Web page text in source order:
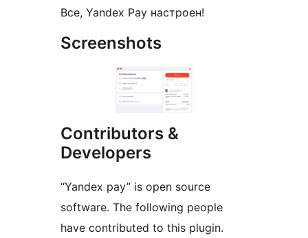
Все, Yandex Pay настроен!
Screenshots
Contributors &
Developers
“Yandex pay” is open source
software. The following people
have contributed to this plugin.